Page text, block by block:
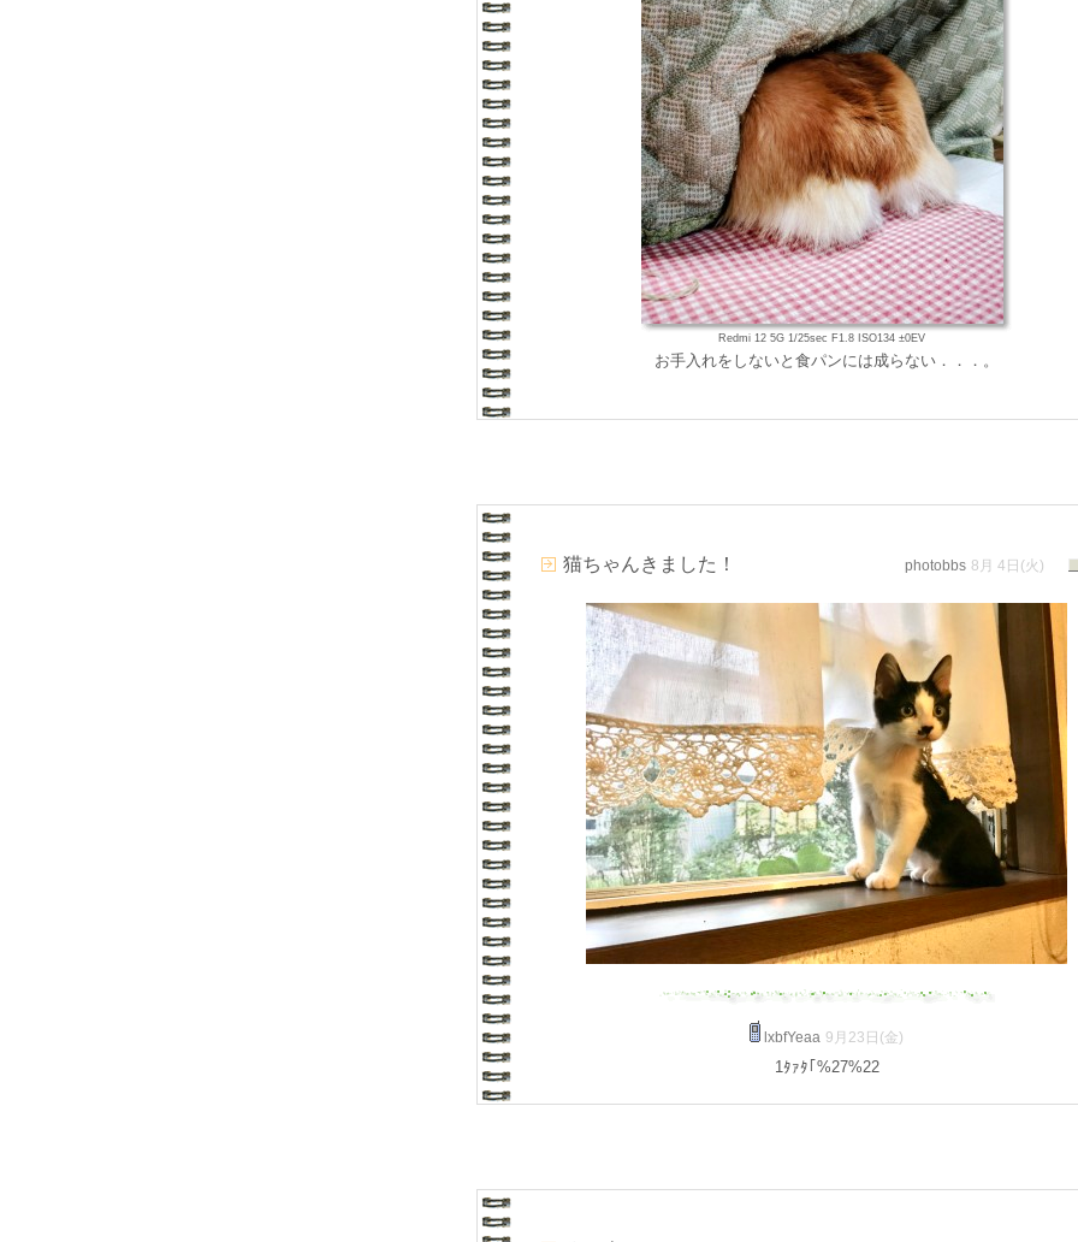
Redmi 12 5G 1/25sec F1.8 ISO134 ±0EV
お手入れをしないと食パンには成らない．．．。
猫ちゃんきました！ photobbs 8月 4日(火)
lxbfYeaa 9月23日(金)
1ﾀｧﾀ｢%27%22